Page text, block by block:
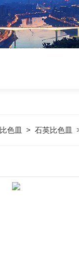
比色皿 > 石英比色皿